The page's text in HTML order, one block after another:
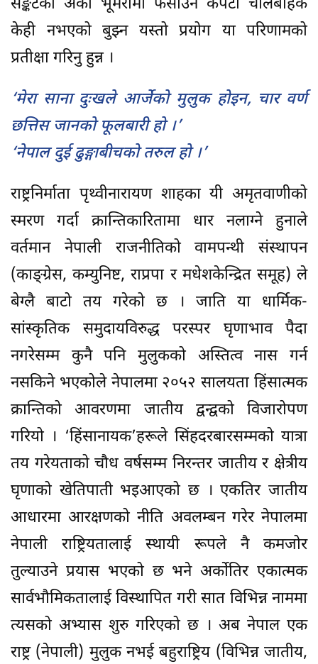
सङ्कटको अर्को भूमरीमा फसाउने कपटी चालबाहेक
केही नभएको बुझ्न यस्तो प्रयोग या परिणामको
प्रतीक्षा गरिनु हुन्न ।
‘मेरा साना दुःखले आर्जेको मुलुक होइन, चार वर्ण
छत्तिस जानको फूलबारी हो ।’
‘नेपाल दुई ढुङ्गाबीचको तरुल हो ।’
राष्ट्रनिर्माता पृथ्वीनारायण शाहका यी अमृतवाणीको
स्मरण गर्दा क्रान्तिकारितामा धार नलाग्ने हुनाले
वर्तमान नेपाली राजनीतिको वामपन्थी संस्थापन
(काङ्ग्रेस, कम्युनिष्ट, राप्रपा र मधेशकेन्द्रित समूह) ले
बेग्लै बाटो तय गरेको छ । जाति या धार्मिक-
सांस्कृतिक समुदायविरुद्ध परस्पर घृणाभाव पैदा
नगरेसम्म कुनै पनि मुलुकको अस्तित्व नास गर्न
नसकिने भएकोले नेपालमा २०५२ सालयता हिंसात्मक
क्रान्तिको आवरणमा जातीय द्वन्द्वको विजारोपण
गरियो । ‘हिंसानायक’हरूले सिंहदरबारसम्मको यात्रा
तय गरेयताको चौध वर्षसम्म निरन्तर जातीय र क्षेत्रीय
घृणाको खेतिपाती भइआएको छ । एकतिर जातीय
आधारमा आरक्षणको नीति अवलम्बन गरेर नेपालमा
नेपाली राष्ट्रियतालाई स्थायी रूपले नै कमजोर
तुल्याउने प्रयास भएको छ भने अर्कोतिर एकात्मक
सार्वभौमिकतालाई विस्थापित गरी सात विभिन्न नाममा
त्यसको अभ्यास शुरु गरिएको छ । अब नेपाल एक
राष्ट्र (नेपाली) मुलुक नभई बहुराष्ट्रिय (विभिन्न जातीय,